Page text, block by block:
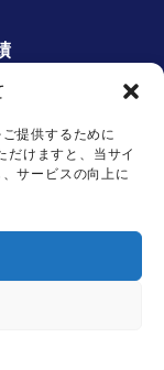
提供するために
けますと、当サイ
サービスの向上に
All rights reserved.